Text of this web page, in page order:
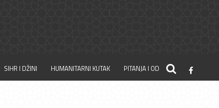
SIHR I DŽINI HUMANITARNI KUTAK PITANJA I ODGOVORI